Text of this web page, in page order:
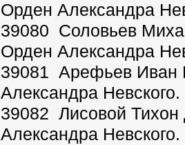
Орден Александра
39080 Соловьев
Орден Александра
39081 Арефьев Иван
Александра Невского.
39082 Лисовой
Александра Невского.